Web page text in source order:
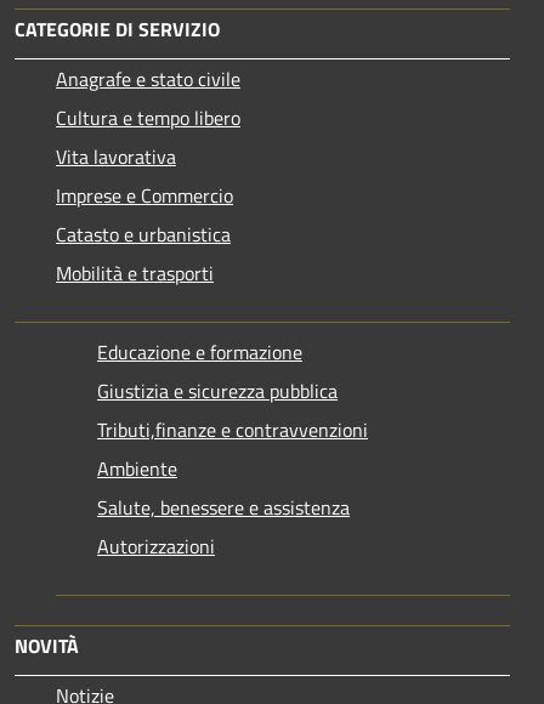
CATEGORIE DI SERVIZIO
Anagrafe e stato civile
Cultura e tempo libero
Vita lavorativa
Imprese e Commercio
Catasto e urbanistica
Mobilità e trasporti
Educazione e formazione
Giustizia e sicurezza pubblica
Tributi,finanze e contravvenzioni
Ambiente
Salute, benessere e assistenza
Autorizzazioni
NOVITÀ
Notizie